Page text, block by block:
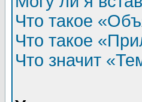
Что такое
Что такое
Что значит